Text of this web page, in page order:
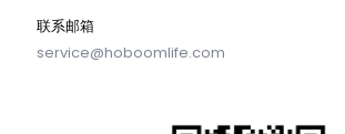
联系邮箱
service@hoboomlife.com